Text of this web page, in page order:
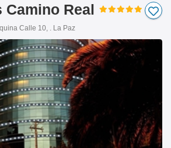
Camino Real
Calle 10, . La Paz